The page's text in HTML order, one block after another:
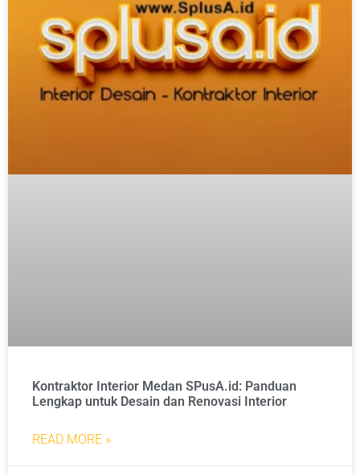
Kontraktor Interior Medan SPusA.id: Panduan
Lengkap untuk Desain dan Renovasi Interior
READ MORE »